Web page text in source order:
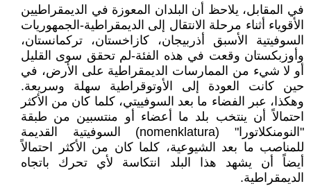
في المقابل، يلاحظ أن البلدان المعوزة في الديمقراطيين
الأقوياء أثناء مرحلة الانتقال إلى الديمقراطية-الجمهوريات
السوفيتية الأسبق أذربيجان، كازاخستان، تركمانستان،
وأوزبكستان وقعت في هذه الفئة-لم تحقق سوى القليل
أو لا شيء من الممارسات الديمقراطية على الأرض، في
حين كانت العودة إلى الأوتوقراطية سهلة وسريعة.
وهكذا، عبر الفضاء ما بعد السوفييتي، كلما كان من الأكثر
احتمالاً أن ينتخب بلد ما أعضاء أو منتسبين من طبقة
"النومنكلاتورا" (nomenklatura) السوفيتية القديمة
للمناصب ما بعد الشيوعية، كلما كان من الأكثر احتمالاً
أيضاً أن يشهد هذا البلد انتكاسة لأي تحرك باتجاه
الديمقراطية.